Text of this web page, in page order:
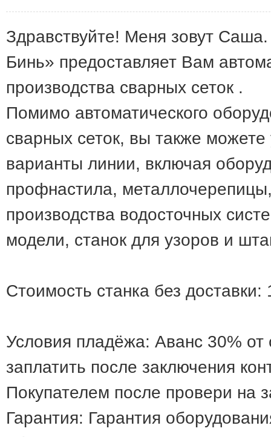
Здравствуйте! Меня зовут
Бинь» предоставляет Вам
производства сварных сеток .
Помимо автоматического
сварных сеток, вы также можете
варианты линии, включая
профнастила,
производства водосточных
модели, станок для узоров и
Стоимость станка без
Условия пладёжа: Аванс 30% от
заплатить после заключения
Покупателем после провери на
Гарантия: Гарантия